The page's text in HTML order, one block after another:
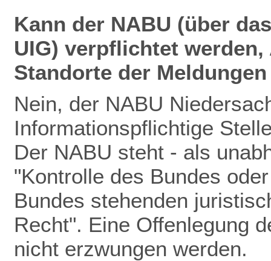
Kann der NABU (über
UIG) verpflichtet
Standorte der
Nein, der NABU
Informationspflichtige
Der NABU steht - als
"Kontrolle des Bundes
Bundes stehenden
Recht". Eine Offenlegung
nicht erzwungen werden.